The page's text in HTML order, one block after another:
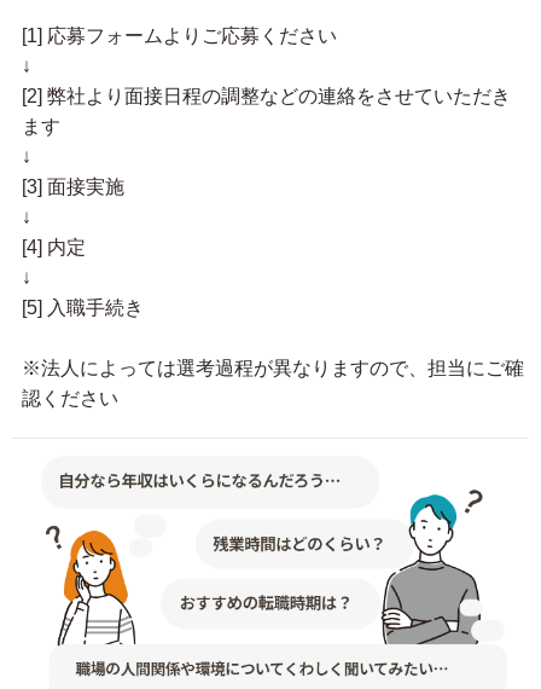
[1] 応募フォームよりご応募ください
↓
[2] 弊社より面接日程の調整などの連絡をさせていただき
ます
↓
[3] 面接実施
↓
[4] 内定
↓
[5] 入職手続き
※法人によっては選考過程が異なりますので、担当にご確
認ください